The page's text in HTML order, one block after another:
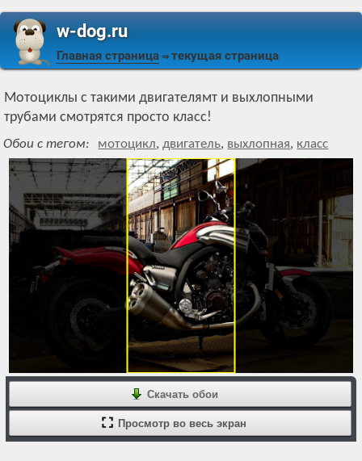
w-dog.ru
Главная страница ⇒ текущая страница
Мотоциклы с такими двигателямт и выхлопными
трубами смотрятся просто класс!
Обои с тегом: мотоцикл,двигатель, выхлопная, класс
Скачать обои
Просмотр во весь экран